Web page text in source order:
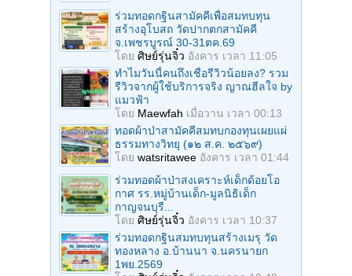
ร่วมทอดกฐินสามัคคีเพื่อสมทบทุน
สร้างอุโบสถ วัดปากตกสามัคคี
จ.เพชรบูรณ์ 30-31ตค.69
โดย ศิษย์รุ่นจิ๋ว อังคาร เวลา 11:05
ทำไมวันนี้คนถึงเชื่อรีวิวน้อยลง? รวม
รีวิวจากผู้ใช้บริการจริง ญาณฮีลใจ by
แมวฟ้า
โดย Maewfah เมื่อวาน เวลา 00:13
ทอดผ้าป่าสามัคคีสมทบกองทุนเผยแผ่
ธรรมทางวิทยุ (๑๒ ส.ค. ๒๕๖๙)
โดย watsritawee อังคาร เวลา 01:44
ร่วมทอดผ้าป่าสงเคราะห์เด็กด้อยโอ
กาศ รร.หมู่บ้านเด็ก-มูลนิธิเด็ก
กาญจนบุรี...
โดย ศิษย์รุ่นจิ๋ว อังคาร เวลา 10:37
ร่วมทอดกฐินสมทบทุนสร้างเมรุ วัด
ทองหลาง อ.บ้านนา จ.นครนายก
1พย.2569